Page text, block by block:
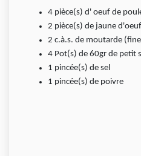
4 pièce(s) d' oeuf de
2 pièce(s) de jaune
2 c.à.s. de moutarde
4 Pot(s) de 60gr de petit
1 pincée(s) de sel
1 pincée(s) de poivre